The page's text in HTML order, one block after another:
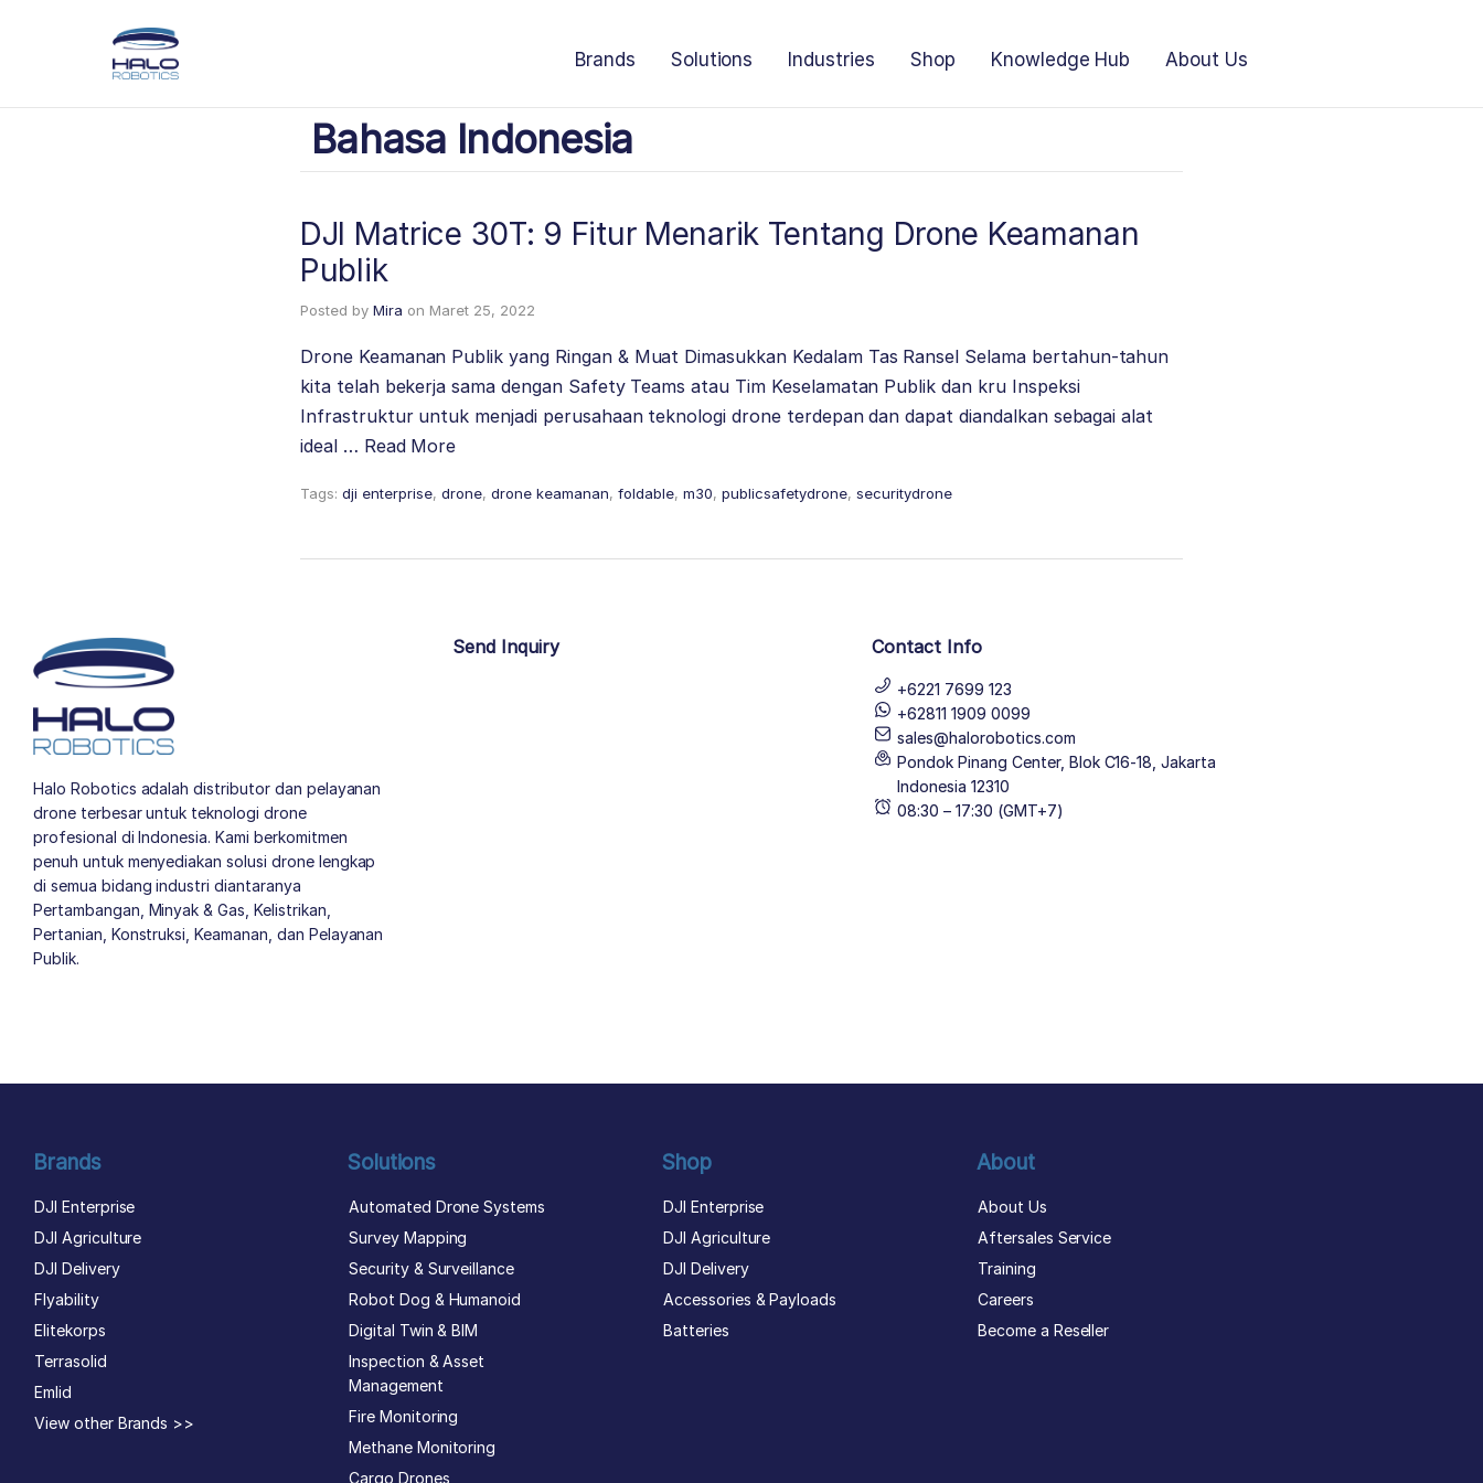
Brands Solutions Industries Shop Knowledge Hub About Us
Bahasa Indonesia
DJI Matrice 30T: 9 Fitur Menarik Tentang Drone Keamanan
Publik
Posted by Mira on Maret 25, 2022
Drone Keamanan Publik yang Ringan & Muat Dimasukkan Kedalam Tas Ransel Selama bertahun-tahun
kita telah bekerja sama dengan Safety Teams atau Tim Keselamatan Publik dan kru Inspeksi
Infrastruktur untuk menjadi perusahaan teknologi drone terdepan dan dapat diandalkan sebagai alat
ideal … Read More
Tags: dji enterprise, drone, drone keamanan, foldable, m30, publicsafetydrone, securitydrone
Halo Robotics adalah distributor dan pelayanan
drone terbesar untuk teknologi drone
profesional di Indonesia. Kami berkomitmen
penuh untuk menyediakan solusi drone lengkap
di semua bidang industri diantaranya
Pertambangan, Minyak & Gas, Kelistrikan,
Pertanian, Konstruksi, Keamanan, dan Pelayanan
Publik.
Send Inquiry Contact Info
+6221 7699 123
+62811 1909 0099
sales@halorobotics.com
Pondok Pinang Center, Blok C16-18, Jakarta
Indonesia 12310
08:30 – 17:30 (GMT+7)
Brands
DJI Enterprise
DJI Agriculture
DJI Delivery
Flyability
Elitekorps
Terrasolid
Emlid
View other Brands >>
Solutions
Automated Drone Systems
Survey Mapping
Security & Surveillance
Robot Dog & Humanoid
Digital Twin & BIM
Inspection & Asset
Management
Fire Monitoring
Methane Monitoring
Cargo Drones
Shop
DJI Enterprise
DJI Agriculture
DJI Delivery
Accessories & Payloads
Batteries
About
About Us
Aftersales Service
Training
Careers
Become a Reseller